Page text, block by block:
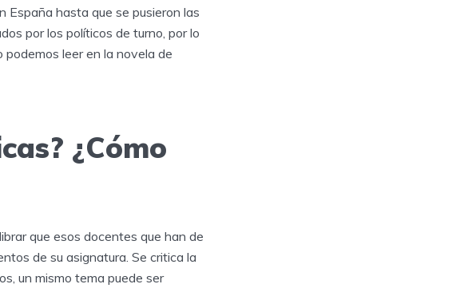
España hasta que se pusieron las
por los políticos de turno, por lo
leer en la novela de
¿Cómo
que esos docentes que han de
de su asignatura. Se critica la
un mismo tema puede ser